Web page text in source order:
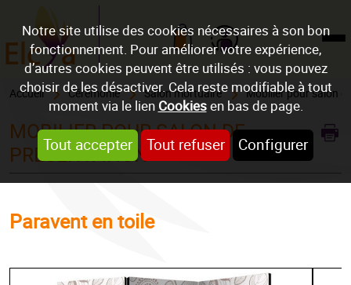
Notre site utilise des cookies nécessaires à son bon
fonctionnement. Pour améliorer votre expérience,
d’autres cookies peuvent être utilisés : vous pouvez
choisir de les désactiver. Cela reste modifiable à tout
moment via le lien Cookiesen bas de page.
Tout accepter Tout refuser Configurer
Mon compte
Accueil Cérémonie Salon mortuaire Mobilier pour salon
MOBILIER POUR SALON DE
PRÉSENTATION
Paravent en toile